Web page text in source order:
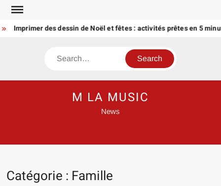
Skip
content des dessin de Noël et fêtes : activités prêtes en 5 minutes
Search
M LA MUSIC
News
Catégorie : Famille